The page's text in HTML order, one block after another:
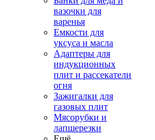
вазочки для
варенья
Емкости для
уксуса и масла
Адаптеры для
индукционных
плит и рассекатели
огня
Зажигалки для
газовых плит
Мясорубки и
лапшерезки